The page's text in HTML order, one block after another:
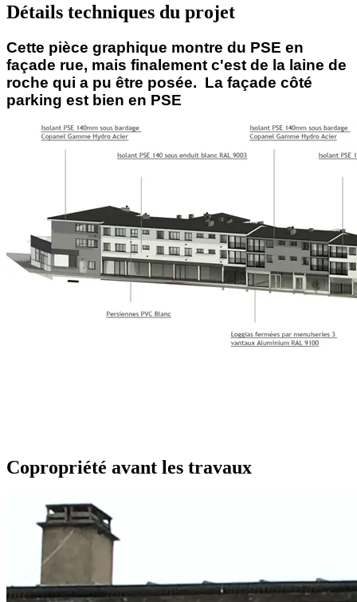
Détails techniques du projet
Cette pièce graphique montre du PSE en
façade rue, mais finalement c'est de la laine de
roche qui a pu être posée. La façade côté
parking est bien en PSE
Copropriété avant les travaux